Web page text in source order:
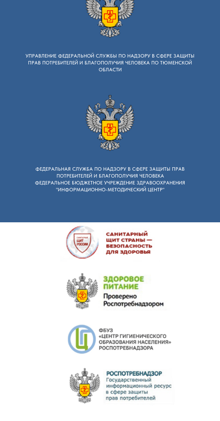
УПРАВЛЕНИЕ ФЕДЕРАЛЬНОЙ СЛУЖБЫ ПО НАДЗОРУ B СФЕРЕ ЗАЩИТЫ
ПРАВ ПОТРЕБИТЕЛЕЙ И БЛАГОПОЛУЧИЯ ЧЕЛОВЕКА ПО ТЮМЕНСКОЙ
ОБЛАСТИ
ФЕДЕРАЛЬНАЯ СЛУЖБА ПО НАДЗОРУ B СФЕРЕ ЗАЩИТЫ ПРАВ
ПОТРЕБИТЕЛЕЙ И БЛАГОПОЛУЧИЯ ЧЕЛОВЕКА
ФЕДЕРАЛЬНОЕ БЮДЖЕТНОЕ УЧРЕЖДЕНИЕ ЗДРАВООХРАНЕНИЯ
"ИНФОРМАЦИОННО-МЕТОДИЧЕСКИЙ ЦЕНТР"